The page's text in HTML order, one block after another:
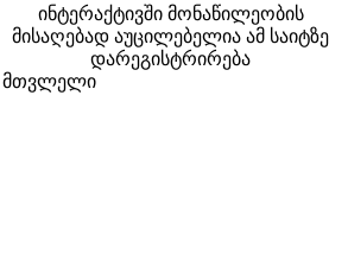
ინტერაქტივში მონაწილეობის
მისაღებად აუცილებელია ამ საიტზე
დარეგისტრირება
მთვლელი